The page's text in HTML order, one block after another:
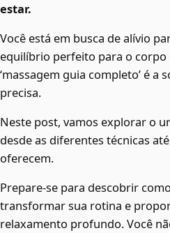
estar.
Você está em busca de alívio
equilíbrio perfeito para o corpo
‘massagem guia completo’ é a
precisa.
Neste post, vamos explorar o
desde as diferentes técnicas
oferecem.
Prepare-se para descobrir
transformar sua rotina e
relaxamento profundo. Você